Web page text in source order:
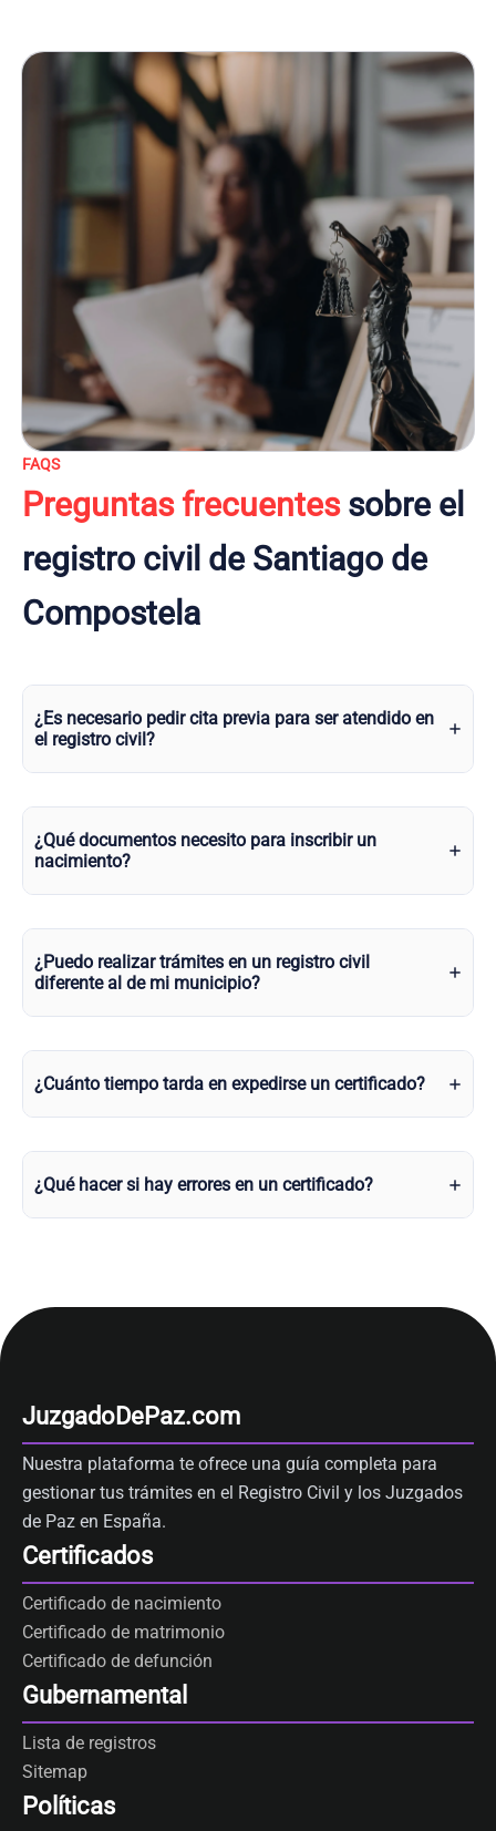
FAQS
Preguntas frecuentessobre el
registro civil de Santiago de
Compostela
¿Es necesario pedir cita previa para ser atendido en
el registro civil?
¿Qué documentos necesito para inscribir un
nacimiento?
¿Puedo realizar trámites en un registro civil
diferente al de mi municipio?
¿Cuánto tiempo tarda en expedirse un certificado?
¿Qué hacer si hay errores en un certificado?
JuzgadoDePaz.com
Nuestra plataforma te ofrece una guía completa para
gestionar tus trámites en el Registro Civil y los Juzgados
de Paz en España.
Certificados
Certificado de nacimiento
Certificado de matrimonio
Certificado de defunción
Gubernamental
Lista de registros
Sitemap
Políticas